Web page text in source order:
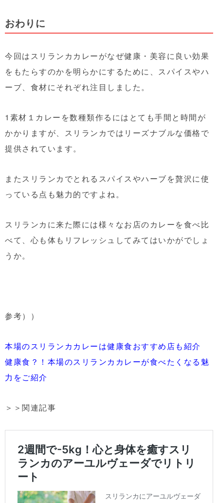
おわりに
今回はスリランカカレーがなぜ健康・美容に良い効果
をもたらすのかを明らかにするために、スパイスやハ
ーブ、食材にそれぞれ注目しました。
1素材１カレーを数種類作るにはとても手間と時間が
かかりますが、スリランカではリーズナブルな価格で
提供されています。
またスリランカでとれるスパイスやハーブを贅沢に使
っている点も魅力的ですよね。
スリランカに来た際には様々なお店のカレーを食べ比
べて、心も体もリフレッシュしてみてはいかがでしょ
うか。
参考））
本場のスリランカカレーは健康食おすすめ店も紹介
健康食？！本場のスリランカカレーが食べたくなる魅
力をご紹介
＞＞関連記事